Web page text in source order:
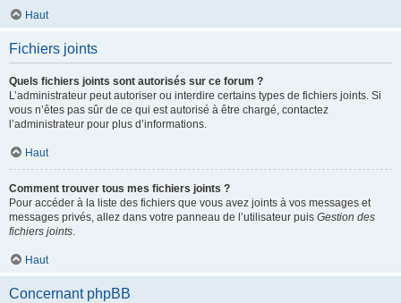
Haut
Fichiers joints
Quels fichiers joints sont autorisés sur ce forum ?
L’administrateur peut autoriser ou interdire certains types de fichiers joints. Si
vous n’êtes pas sûr de ce qui est autorisé à être chargé, contactez
l’administrateur pour plus d’informations.
Haut
Comment trouver tous mes fichiers joints ?
Pour accéder à la liste des fichiers que vous avez joints à vos messages et
messages privés, allez dans votre panneau de l’utilisateur puis Gestion des
fichiers joints.
Haut
Concernant phpBB